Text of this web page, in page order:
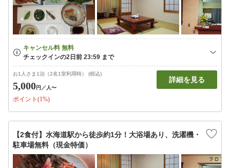
お1人さま1泊（2名1室利用時） (税込)
5,000円 ／人〜
ポイント(1%)
詳細を見る
【2食付】水海道駅から徒歩約1分！大浴場あり、洗濯機・
駐車場無料（現金特価）